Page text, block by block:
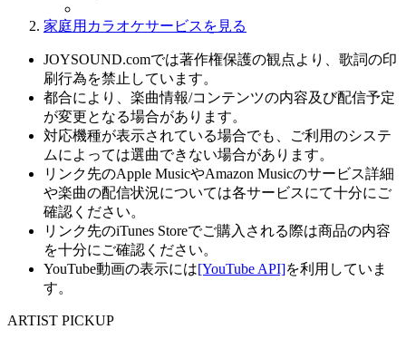
家庭用カラオケサービスを見る
JOYSOUND.comでは著作権保護の観点より、歌詞の印
刷行為を禁止しています。
都合により、楽曲情報/コンテンツの内容及び配信予定
が変更となる場合があります。
対応機種が表示されている場合でも、ご利用のシステ
ムによっては選曲できない場合があります。
リンク先のApple MusicやAmazon Musicのサービス詳細
や楽曲の配信状況については各サービスにて十分にご
確認ください。
リンク先のiTunes Storeでご購入される際は商品の内容
を十分にご確認ください。
YouTube動画の表示には[YouTube API]を利用していま
す。
ARTIST PICKUP